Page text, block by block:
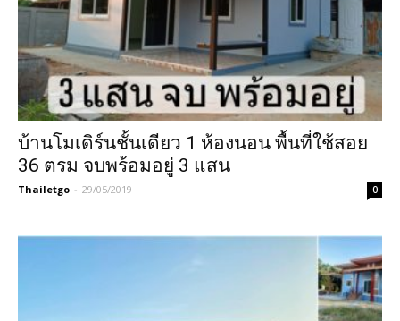
บ้านโมเดิร์นชั้นเดียว 1 ห้องนอน พื้นที่ใช้สอย
36 ตรม จบพร้อมอยู่ 3 แสน
Thailetgo - 29/05/2019 0